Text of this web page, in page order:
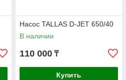
Насос TALLAS D-JET 650/40
В наличии
110 000 ₸
Купить